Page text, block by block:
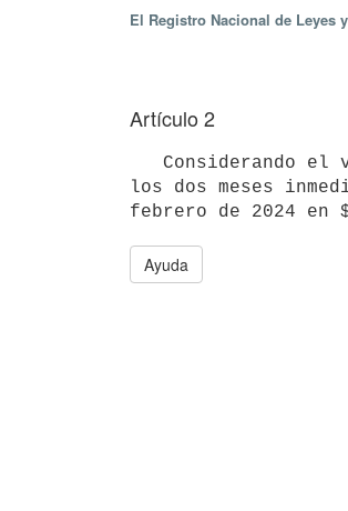
El Registro Nacional de Leyes
Artículo 2
los dos meses
Ayuda